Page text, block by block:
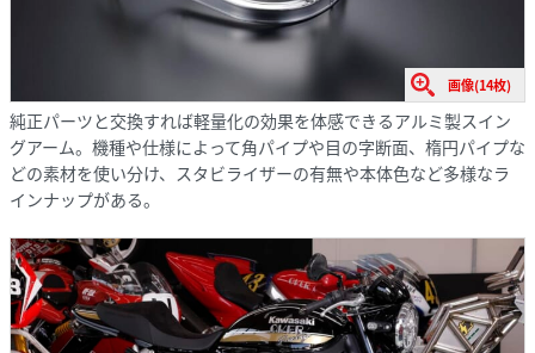
画像(14枚)
純正パーツと交換すれば軽量化の効果を体感できるアルミ製スイン
グアーム。機種や仕様によって角パイプや目の字断面、楕円パイプな
どの素材を使い分け、スタビライザーの有無や本体色など多様なラ
インナップがある。